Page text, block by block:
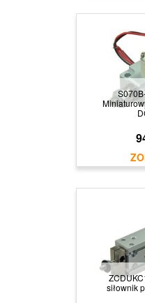
siłownik